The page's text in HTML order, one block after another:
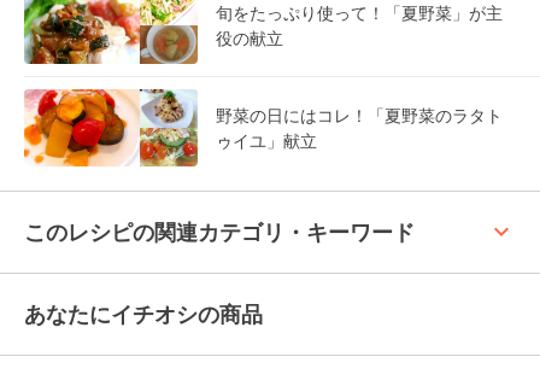
旬をたっぷり使って！「夏野菜」が主
役の献立
野菜の日にはコレ！「夏野菜のラタト
ゥイユ」献立
このレシピの関連カテゴリ・キーワード keyboard_arrow_up
あなたにイチオシの商品